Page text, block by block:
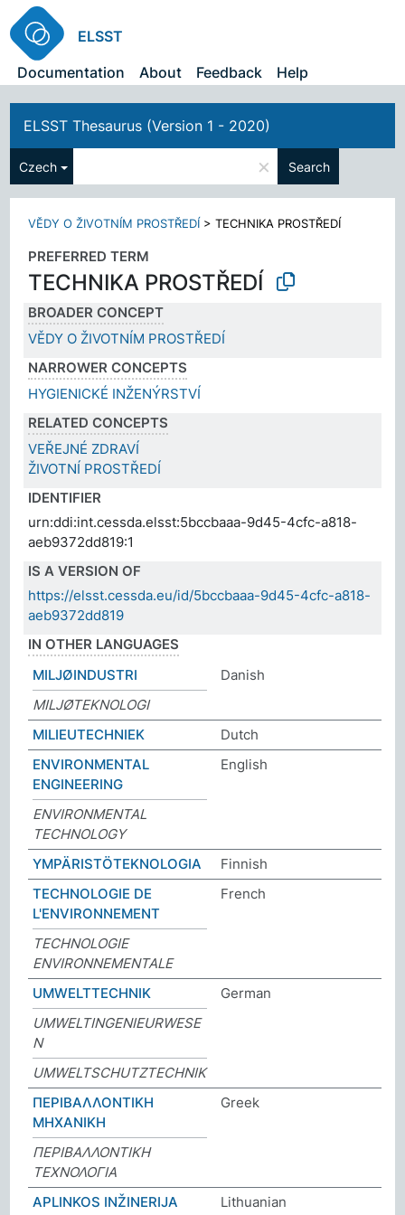
ELSST
Documentation
About Feedback Help
ELSST Thesaurus (Version 1 - 2020)
Czech × Search
VĚDY O ŽIVOTNÍM PROSTŘEDÍ >TECHNIKA PROSTŘEDÍ
PREFERRED TERM
TECHNIKA PROSTŘEDÍ
BROADER CONCEPT
VĚDY O ŽIVOTNÍM PROSTŘEDÍ
NARROWER CONCEPTS
HYGIENICKÉ INŽENÝRSTVÍ
RELATED CONCEPTS
VEŘEJNÉ ZDRAVÍ
ŽIVOTNÍ PROSTŘEDÍ
IDENTIFIER
urn:ddi:int.cessda.elsst:5bccbaaa-9d45-4cfc-a818-
aeb9372dd819:1
IS A VERSION OF
https://elsst.cessda.eu/id/5bccbaaa-9d45-4cfc-a818-
aeb9372dd819
IN OTHER LANGUAGES
MILJØINDUSTRI
Danish
MILJØTEKNOLOGI
MILIEUTECHNIEK
Dutch
ENVIRONMENTAL
ENGINEERING
English
ENVIRONMENTAL
TECHNOLOGY
YMPÄRISTÖTEKNOLOGIA
Finnish
TECHNOLOGIE DE
L'ENVIRONNEMENT
French
TECHNOLOGIE
ENVIRONNEMENTALE
UMWELTTECHNIK
German
UMWELTINGENIEURWESE
N
UMWELTSCHUTZTECHNIK
ΠΕΡΙΒΑΛΛΟΝΤΙΚΗ
ΜΗΧΑΝΙΚΗ
Greek
ΠΕΡΙΒΑΛΛΟΝΤΙΚΗ
ΤΕΧΝΟΛΟΓΙΑ
APLINKOS INŽINERIJA
Lithuanian